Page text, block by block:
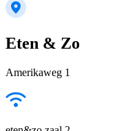
Eten & Zo
Amerikaweg 1